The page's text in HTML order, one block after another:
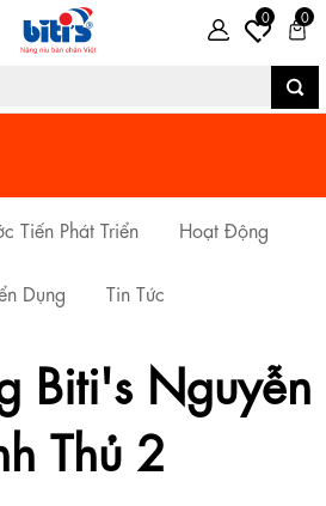
0 0
Tiến Phát Triển Hoạt Động
Dụng Tin Tức
Biti's Nguyễn
Thủ 2